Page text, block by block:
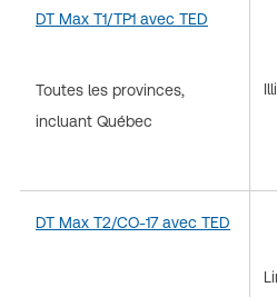
DT Max T1/TP1 avec TED
Toutes les provinces,
incluant Québec
DT Max T2/CO-17 avec TED